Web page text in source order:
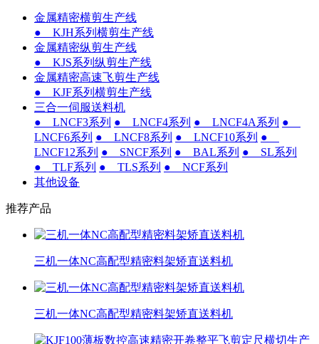
金属精密横剪生产线
● KJH系列横剪生产线
金属精密纵剪生产线
● KJS系列纵剪生产线
金属精密高速飞剪生产线
● KJF系列横剪生产线
三合一伺服送料机
● LNCF3系列 ● LNCF4系列 ● LNCF4A系列 ●
LNCF6系列 ● LNCF8系列 ● LNCF10系列 ●
LNCF12系列 ● SNCF系列 ● BAL系列 ● SL系列
● TLF系列 ● TLS系列 ● NCF系列
其他设备
推荐产品
三机一体NC高配型精密料架矫直送料机
三机一体NC高配型精密料架矫直送料机